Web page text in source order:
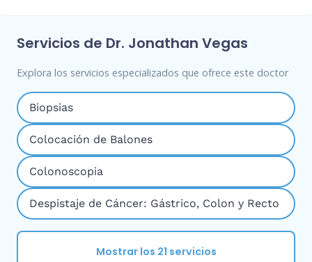
Servicios de Dr. Jonathan Vegas
Explora los servicios especializados que ofrece este doctor
Biopsias
Colocación de Balones
Colonoscopia
Despistaje de Cáncer: Gástrico, Colon y Recto
Mostrar los 21 servicios